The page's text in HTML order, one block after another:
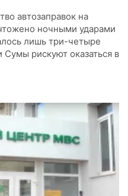
автозаправок на
ночными ударами
лишь три-четыре
рискуют оказаться в